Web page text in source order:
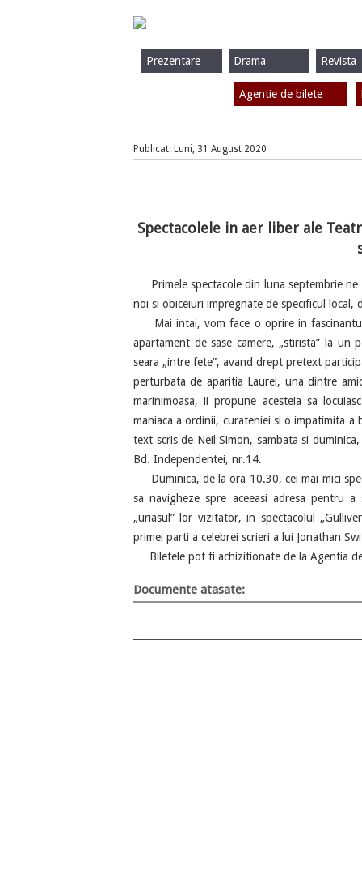
Revista
Drama
Prezentare
Agentie de bilete
Publicat: Luni, 31 August 2020
Spectacolele in aer liber ale
Primele spectacole din luna septembrie ne
noi si obiceiuri impregnate de specificul
Mai intai, vom face o oprire in
apartament de sase camere, „stirista” la
seara „intre fete”, avand drept pretext
perturbata de aparitia Laurei, una dintre
marinimoasa, ii propune acesteia sa
maniaca a ordinii, curateniei si o impatimita a
text scris de Neil Simon, sambata si
Bd. Independentei, nr.14.
Duminica, de la ora 10.30, cei mai mici
sa navigheze spre aceeasi adresa pentru
„uriasul” lor vizitator, in spectacolul
primei parti a celebrei scrieri a lui Jonathan
Biletele pot fi achizitionate de la Agentia
Documente atasate: